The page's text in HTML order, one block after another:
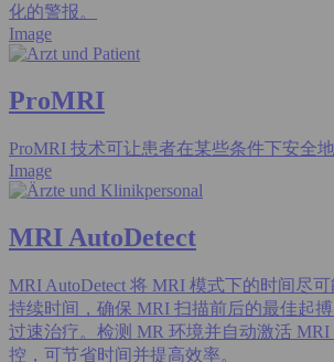
化的警报。
Image
ProMRI
ProMRI 技术可让患者在某些条件下安全
Image
MRI AutoDetect
MRI AutoDetect 将 MRI 模式下的时间尽
持续时间，确保 MRI 扫描前后的最佳起
过速治疗。检测 MR 环境并自动激活
控，可节省时间并提高效率。